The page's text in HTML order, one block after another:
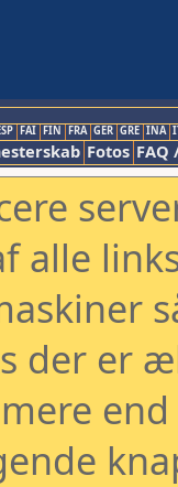
FAI FIN FRA GER GRE INA
Fotos FAQ
alle
der er